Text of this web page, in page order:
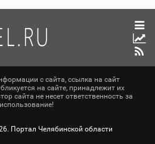
с сайта, ссылка на сайт
на сайте, принадлежит их
сайта не несет ответственность за
. Портал Челябинской области